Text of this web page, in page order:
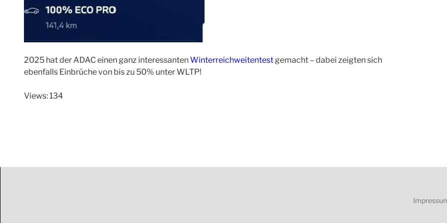
2025 hat der ADAC einen ganz interessantenWinterreichweitentest gemacht – dabei zeigten sich
ebenfalls Einbrüche von bis zu 50% unter WLTP!
Views: 134